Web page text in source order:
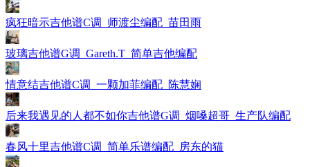
疯狂暗示吉他谱C调_师渡尘编配_苗田雨
玻璃吉他谱G调_Gareth.T_简单吉他编配
情意结吉他谱C调_一颗加菲编配_陈慧娴
后来我遇见的人都不如你吉他谱G调_烟嗓超哥_生产队编配
春风十里吉他谱C调_简单乐谱编配_房东的猫